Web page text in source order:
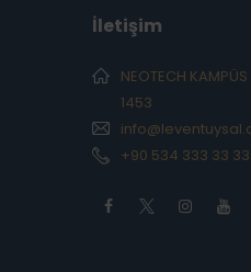
İletişim
NEOTECH
1453
+90 534 333 33 33